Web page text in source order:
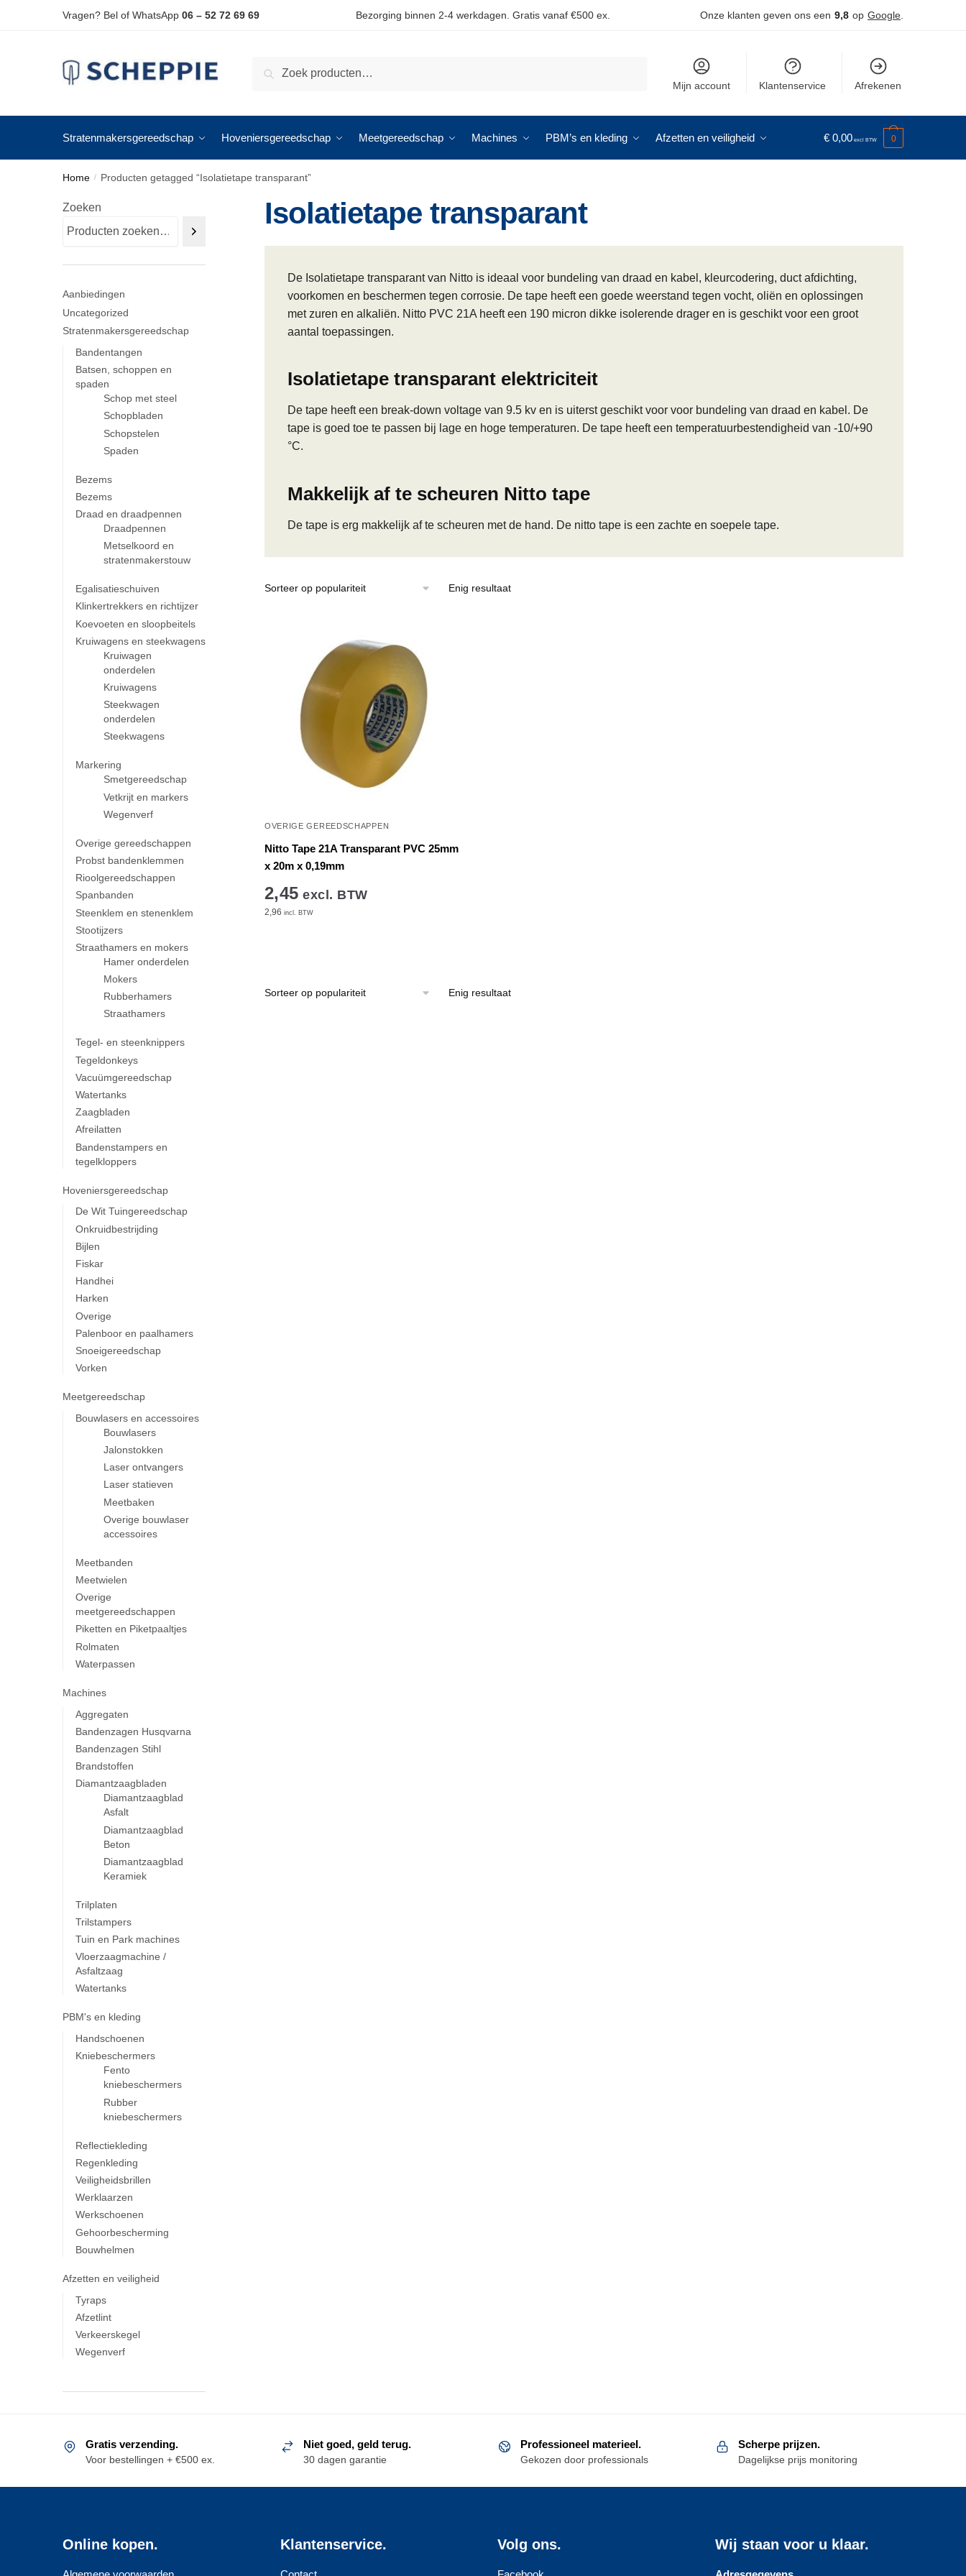
Vragen? Bel of WhatsApp 06 – 52 72 69 69 Bezorging binnen 2-4 werkdagen. Gratis vanaf €500 ex. Onze klanten geven ons een 9,8 op Google
Zoeken
Mijn account Klantenservice Afrekenen
Stratenmakersgereedschap Hoveniersgereedschap Meetgereedschap Machines PBM’s en kleding Afzetten en veiligheid € 0,00 0
Home / Producten getagged “Isolatietape transparant”
Isolatietape transparant
De Isolatietape transparant van Nitto is ideaal voor bundeling van draad en kabel, kleurcodering, duct afdichting,
voorkomen en beschermen tegen corrosie. De tape heeft een goede weerstand tegen vocht, oliën en oplossingen
met zuren en alkaliën. Nitto PVC 21A heeft een 190 micron dikke isolerende drager en is geschikt voor een groot
aantal toepassingen.
Isolatietape transparant elektriciteit
De tape heeft een break-down voltage van 9.5 kv en is uiterst geschikt voor voor bundeling van draad en kabel. De
tape is goed toe te passen bij lage en hoge temperaturen. De tape heeft een temperatuurbestendigheid van -10/+90
°C.
Makkelijk af te scheuren Nitto tape
De tape is erg makkelijk af te scheuren met de hand. De nitto tape is een zachte en soepele tape.
Enig resultaat
OVERIGE GEREEDSCHAPPEN
Nitto Tape 21A Transparant PVC 25mm
x 20m x 0,19mm
2,45 excl. BTW
2,96 incl. BTW
Enig resultaat
Zoeken
Aanbiedingen
Uncategorized
Stratenmakersgereedschap
Bandentangen
Batsen, schoppen en
spaden
Schop met steel
Schopbladen
Schopstelen
Spaden
Bezems
Bezems
Draad en draadpennen
Draadpennen
Metselkoord en
stratenmakerstouw
Egalisatieschuiven
Klinkertrekkers en richtijzer
Koevoeten en sloopbeitels
Kruiwagens en steekwagens
Kruiwagen
onderdelen
Kruiwagens
Steekwagen
onderdelen
Steekwagens
Markering
Smetgereedschap
Vetkrijt en markers
Wegenverf
Overige gereedschappen
Probst bandenklemmen
Rioolgereedschappen
Spanbanden
Steenklem en stenenklem
Stootijzers
Straathamers en mokers
Hamer onderdelen
Mokers
Rubberhamers
Straathamers
Tegel- en steenknippers
Tegeldonkeys
Vacuümgereedschap
Watertanks
Zaagbladen
Afreilatten
Bandenstampers en
tegelkloppers
Hoveniersgereedschap
De Wit Tuingereedschap
Onkruidbestrijding
Bijlen
Fiskar
Handhei
Harken
Overige
Palenboor en paalhamers
Snoeigereedschap
Vorken
Meetgereedschap
Bouwlasers en accessoires
Bouwlasers
Jalonstokken
Laser ontvangers
Laser statieven
Meetbaken
Overige bouwlaser
accessoires
Meetbanden
Meetwielen
Overige
meetgereedschappen
Piketten en Piketpaaltjes
Rolmaten
Waterpassen
Machines
Aggregaten
Bandenzagen Husqvarna
Bandenzagen Stihl
Brandstoffen
Diamantzaagbladen
Diamantzaagblad
Asfalt
Diamantzaagblad
Beton
Diamantzaagblad
Keramiek
Trilplaten
Trilstampers
Tuin en Park machines
Vloerzaagmachine /
Asfaltzaag
Watertanks
PBM's en kleding
Handschoenen
Kniebeschermers
Fento
kniebeschermers
Rubber
kniebeschermers
Reflectiekleding
Regenkleding
Veiligheidsbrillen
Werklaarzen
Werkschoenen
Gehoorbescherming
Bouwhelmen
Afzetten en veiligheid
Tyraps
Afzetlint
Verkeerskegel
Wegenverf
Gratis verzending.
Voor bestellingen + €500 ex.
Niet goed, geld terug.
30 dagen garantie
Professioneel materieel.
Gekozen door professionals
Scherpe prijzen.
Dagelijkse prijs monitoring
Online kopen. Klantenservice. Volg ons. Wij staan voor u klaar.